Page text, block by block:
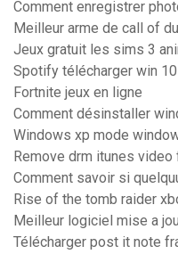
Comment enregistrer
Meilleur arme de call of
Jeux gratuit les sims 3
Spotify télécharger win
Fortnite jeux en ligne
Comment désinstaller
Windows xp mode
Remove drm itunes video
Comment savoir si
Rise of the tomb raider
Meilleur logiciel mise a
Télécharger post it note